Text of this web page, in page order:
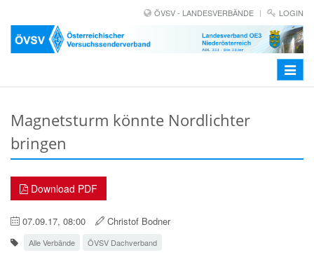
ÖVSV - LANDESVERBÄNDE LOGIN
Toggle
Magnetsturm könnte Nordlichter
bringen
Download PDF
07.09.17, 08:00 Christof Bodner
Alle Verbände ÖVSV Dachverband